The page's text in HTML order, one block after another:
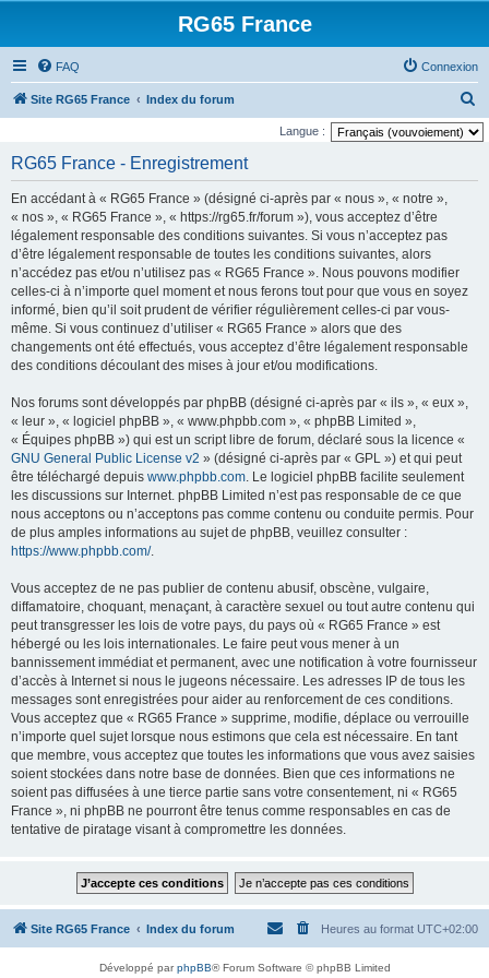
RG65 France
FAQ Connexion
Site RG65 France Index du forum
e
Langue :
RG65 France - Enregistrement
En accédant à « RG65 France » (désigné ci-après par « nous », « notre »,
« nos », « RG65 France », « https://rg65.fr/forum »), vous acceptez d’être
légalement responsable des conditions suivantes. Si vous n’acceptez pas
d’être légalement responsable de toutes les conditions suivantes, alors
n’accédez pas et/ou n’utilisez pas « RG65 France ». Nous pouvons modifier
celles-ci à n’importe quel moment et nous ferons tout pour que vous en soyez
informé, bien qu’il soit prudent de vérifier régulièrement celles-ci par vous-
même. Si vous continuez d’utiliser « RG65 France » alors que des
changements ont été effectués, vous acceptez d’être légalement responsable
des conditions découlant des mises à jour et/ou modifications.
Nos forums sont développés par phpBB (désigné ci-après par « ils », « eux »,
« leur », « logiciel phpBB », « www.phpbb.com », « phpBB Limited »,
« Équipes phpBB ») qui est un script libre de forum, déclaré sous la licence «
GNU General Public License v2 » (désigné ci-après par « GPL ») et qui peut
être téléchargé depuis www.phpbb.com. Le logiciel phpBB facilite seulement
les discussions sur Internet. phpBB Limited n’est pas responsable de ce que
nous acceptons ou n’acceptons pas comme contenu ou conduite permis. Pour
de plus amples informations au sujet de phpBB, veuillez consulter :
https://www.phpbb.com/.
Vous acceptez de ne pas publier de contenu abusif, obscène, vulgaire,
diffamatoire, choquant, menaçant, à caractère sexuel ou tout autre contenu qui
peut transgresser les lois de votre pays, du pays où « RG65 France » est
hébergé ou les lois internationales. Le faire peut vous mener à un
bannissement immédiat et permanent, avec une notification à votre fournisseur
d’accès à Internet si nous le jugeons nécessaire. Les adresses IP de tous les
messages sont enregistrées pour aider au renforcement de ces conditions.
Vous acceptez que « RG65 France » supprime, modifie, déplace ou verrouille
n’importe quel sujet lorsque nous estimons que cela est nécessaire. En tant
que membre, vous acceptez que toutes les informations que vous avez saisies
soient stockées dans notre base de données. Bien que ces informations ne
soient pas diffusées à une tierce partie sans votre consentement, ni « RG65
France », ni phpBB ne pourront être tenus comme responsables en cas de
tentative de piratage visant à compromettre les données.
Site RG65 France Index du forum Heures au format UTC+02:00
Développé parphpBB® Forum Software © phpBB Limited